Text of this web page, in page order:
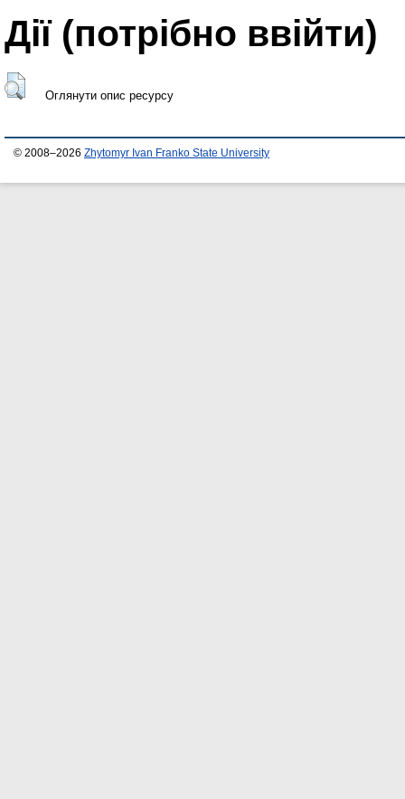
Дії ​​(потрібно ввійти)
Оглянути опис ресурсу
© 2008–2026 Zhytomyr Ivan Franko State University